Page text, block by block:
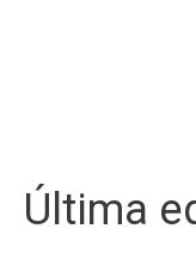
Última